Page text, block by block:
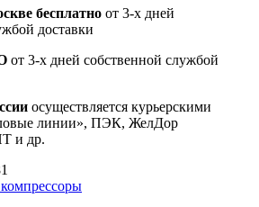
бесплатно от 3-х дней
доставки
от 3-х дней собственной службой
осуществляется курьерскими
линии», ПЭК, ЖелДор
и др.